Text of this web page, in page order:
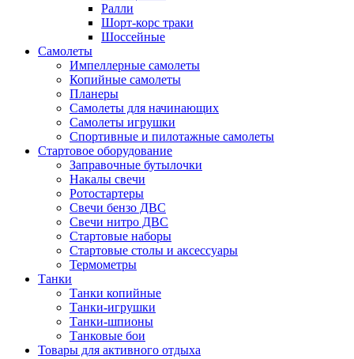
Ралли
Шорт-корс траки
Шоссейные
Самолеты
Импеллерные самолеты
Копийные самолеты
Планеры
Самолеты для начинающих
Самолеты игрушки
Спортивные и пилотажные самолеты
Стартовое оборудование
Заправочные бутылочки
Накалы свечи
Ротостартеры
Свечи бензо ДВС
Свечи нитро ДВС
Стартовые наборы
Стартовые столы и аксессуары
Термометры
Танки
Танки копийные
Танки-игрушки
Танки-шпионы
Танковые бои
Товары для активного отдыха